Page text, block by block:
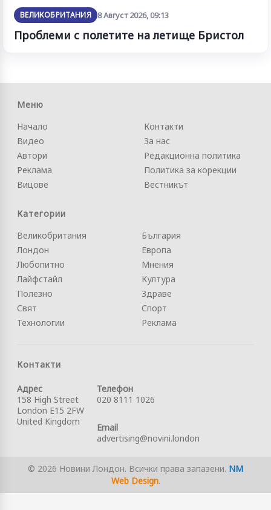
ВЕЛИКОБРИТАНИЯ 8 Август 2026, 09:13
Проблеми с полетите на летище Бристол
Меню
Начало
Видео
Автори
Реклама
Вицове
Контакти
За нас
Редакционна политика
Политика за корекции
Вестникът
Категории
Великобритания
Лондон
Любопитно
Лайфстайл
Полезно
Свят
Технологии
България
Европа
Мнения
Култура
Здраве
Спорт
Реклама
Контакти
Адрес
158 High Street
London E15 2FW
United Kingdom
Телефон
020 8111 1026
Email
advertising@novini.london
© 2026 Новини Лондон. Всички права запазени. NM
Web Design.